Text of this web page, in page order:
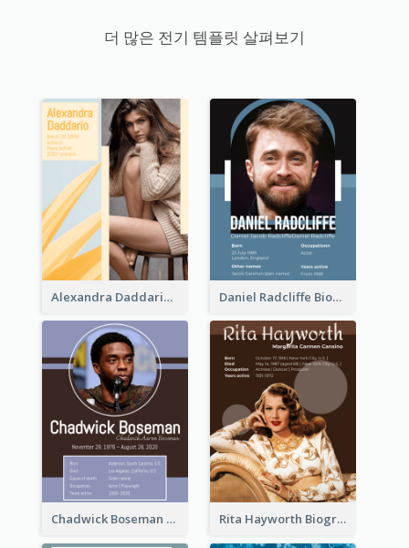
더 많은 전기 템플릿 살펴보기
Alexandra Daddario Biography Daniel Radcliffe Biography
Chadwick Boseman Biography Rita Hayworth Biography